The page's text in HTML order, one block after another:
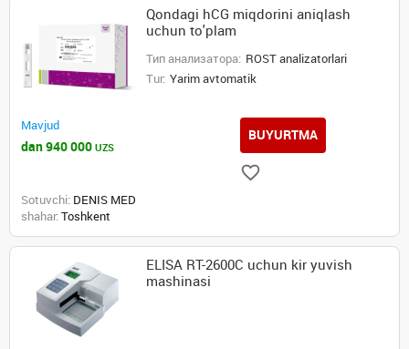
Qondagi hCG miqdorini aniqlash
uchun to'plam
Тип анализатора: ROST analizatorlari
Tur: Yarim avtomatik
Mavjud
dan 940 000 UZS
BUYURTMA
Sotuvchi: DENIS MED
shahar: Toshkent
ELISA RT-2600C uchun kir yuvish
mashinasi